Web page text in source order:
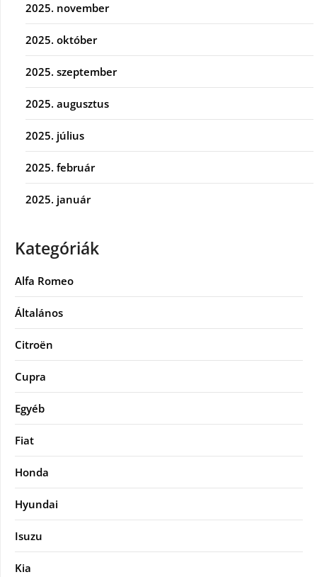
2025. november
2025. október
2025. szeptember
2025. augusztus
2025. július
2025. február
2025. január
Kategóriák
Alfa Romeo
Általános
Citroën
Cupra
Egyéb
Fiat
Honda
Hyundai
Isuzu
Kia